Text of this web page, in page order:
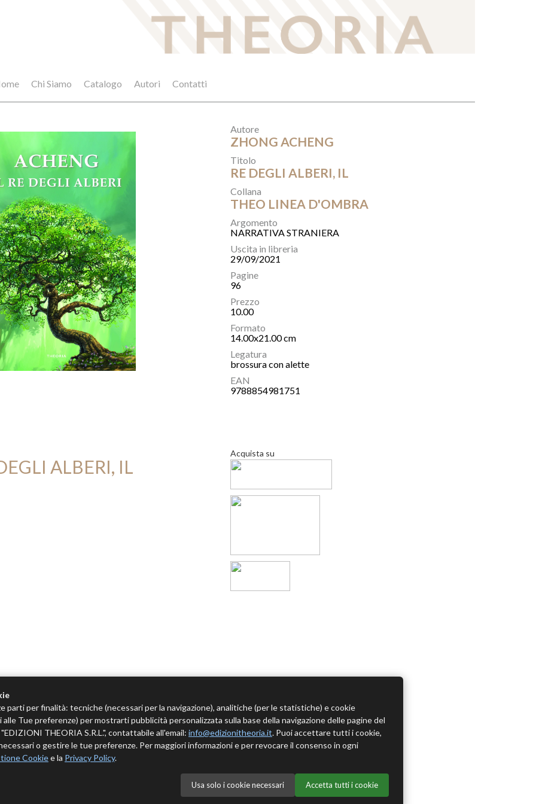
Chi Siamo Catalogo Autori Contatti
Autore
ZHONG ACHENG
Titolo
RE DEGLI ALBERI, IL
Collana
THEO LINEA D'OMBRA
Argomento
NARRATIVA STRANIERA
Uscita in libreria
29/09/2021
Pagine
96
Prezzo
10.00
Formato
14.00x21.00 cm
Legatura
brossura con alette
EAN
9788854981751
ALBERI, IL
Acquista su
parti per finalità: tecniche (necessari per la navigazione), analitiche (per le statistiche) e cookie
Tue preferenze) per mostrarti pubblicità personalizzata sulla base della navigazione delle pagine del
THEORIA S.R.L.", contattabile all'email: info@edizionitheoria.it. Puoi accettare tutti i cookie,
o gestire le tue preferenze. Per maggiori informazioni e per revocare il consenso in ogni
Cookiee la Privacy Policy.
Usa solo i cookie necessari Accetta tutti i cookie